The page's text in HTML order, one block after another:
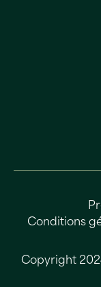
Copyright
Conditions